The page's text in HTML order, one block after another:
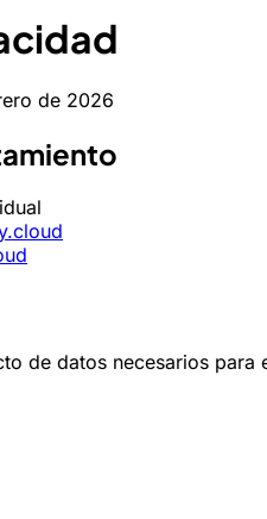
de 2026
de datos necesarios para